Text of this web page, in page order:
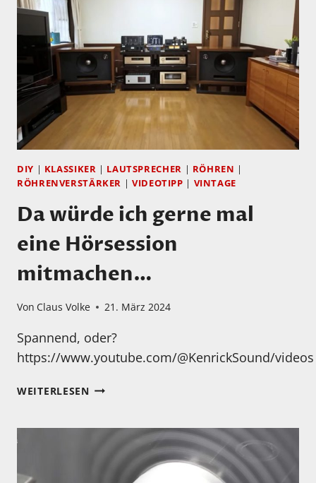
DIY | KLASSIKER | LAUTSPRECHER | RÖHREN |
RÖHRENVERSTÄRKER | VIDEOTIPP | VINTAGE
Da würde ich gerne mal
eine Hörsession
mitmachen…
Von Claus Volke 21. März 2024
Spannend, oder?
https://www.youtube.com/@KenrickSound/videos
WEITERLESENDA